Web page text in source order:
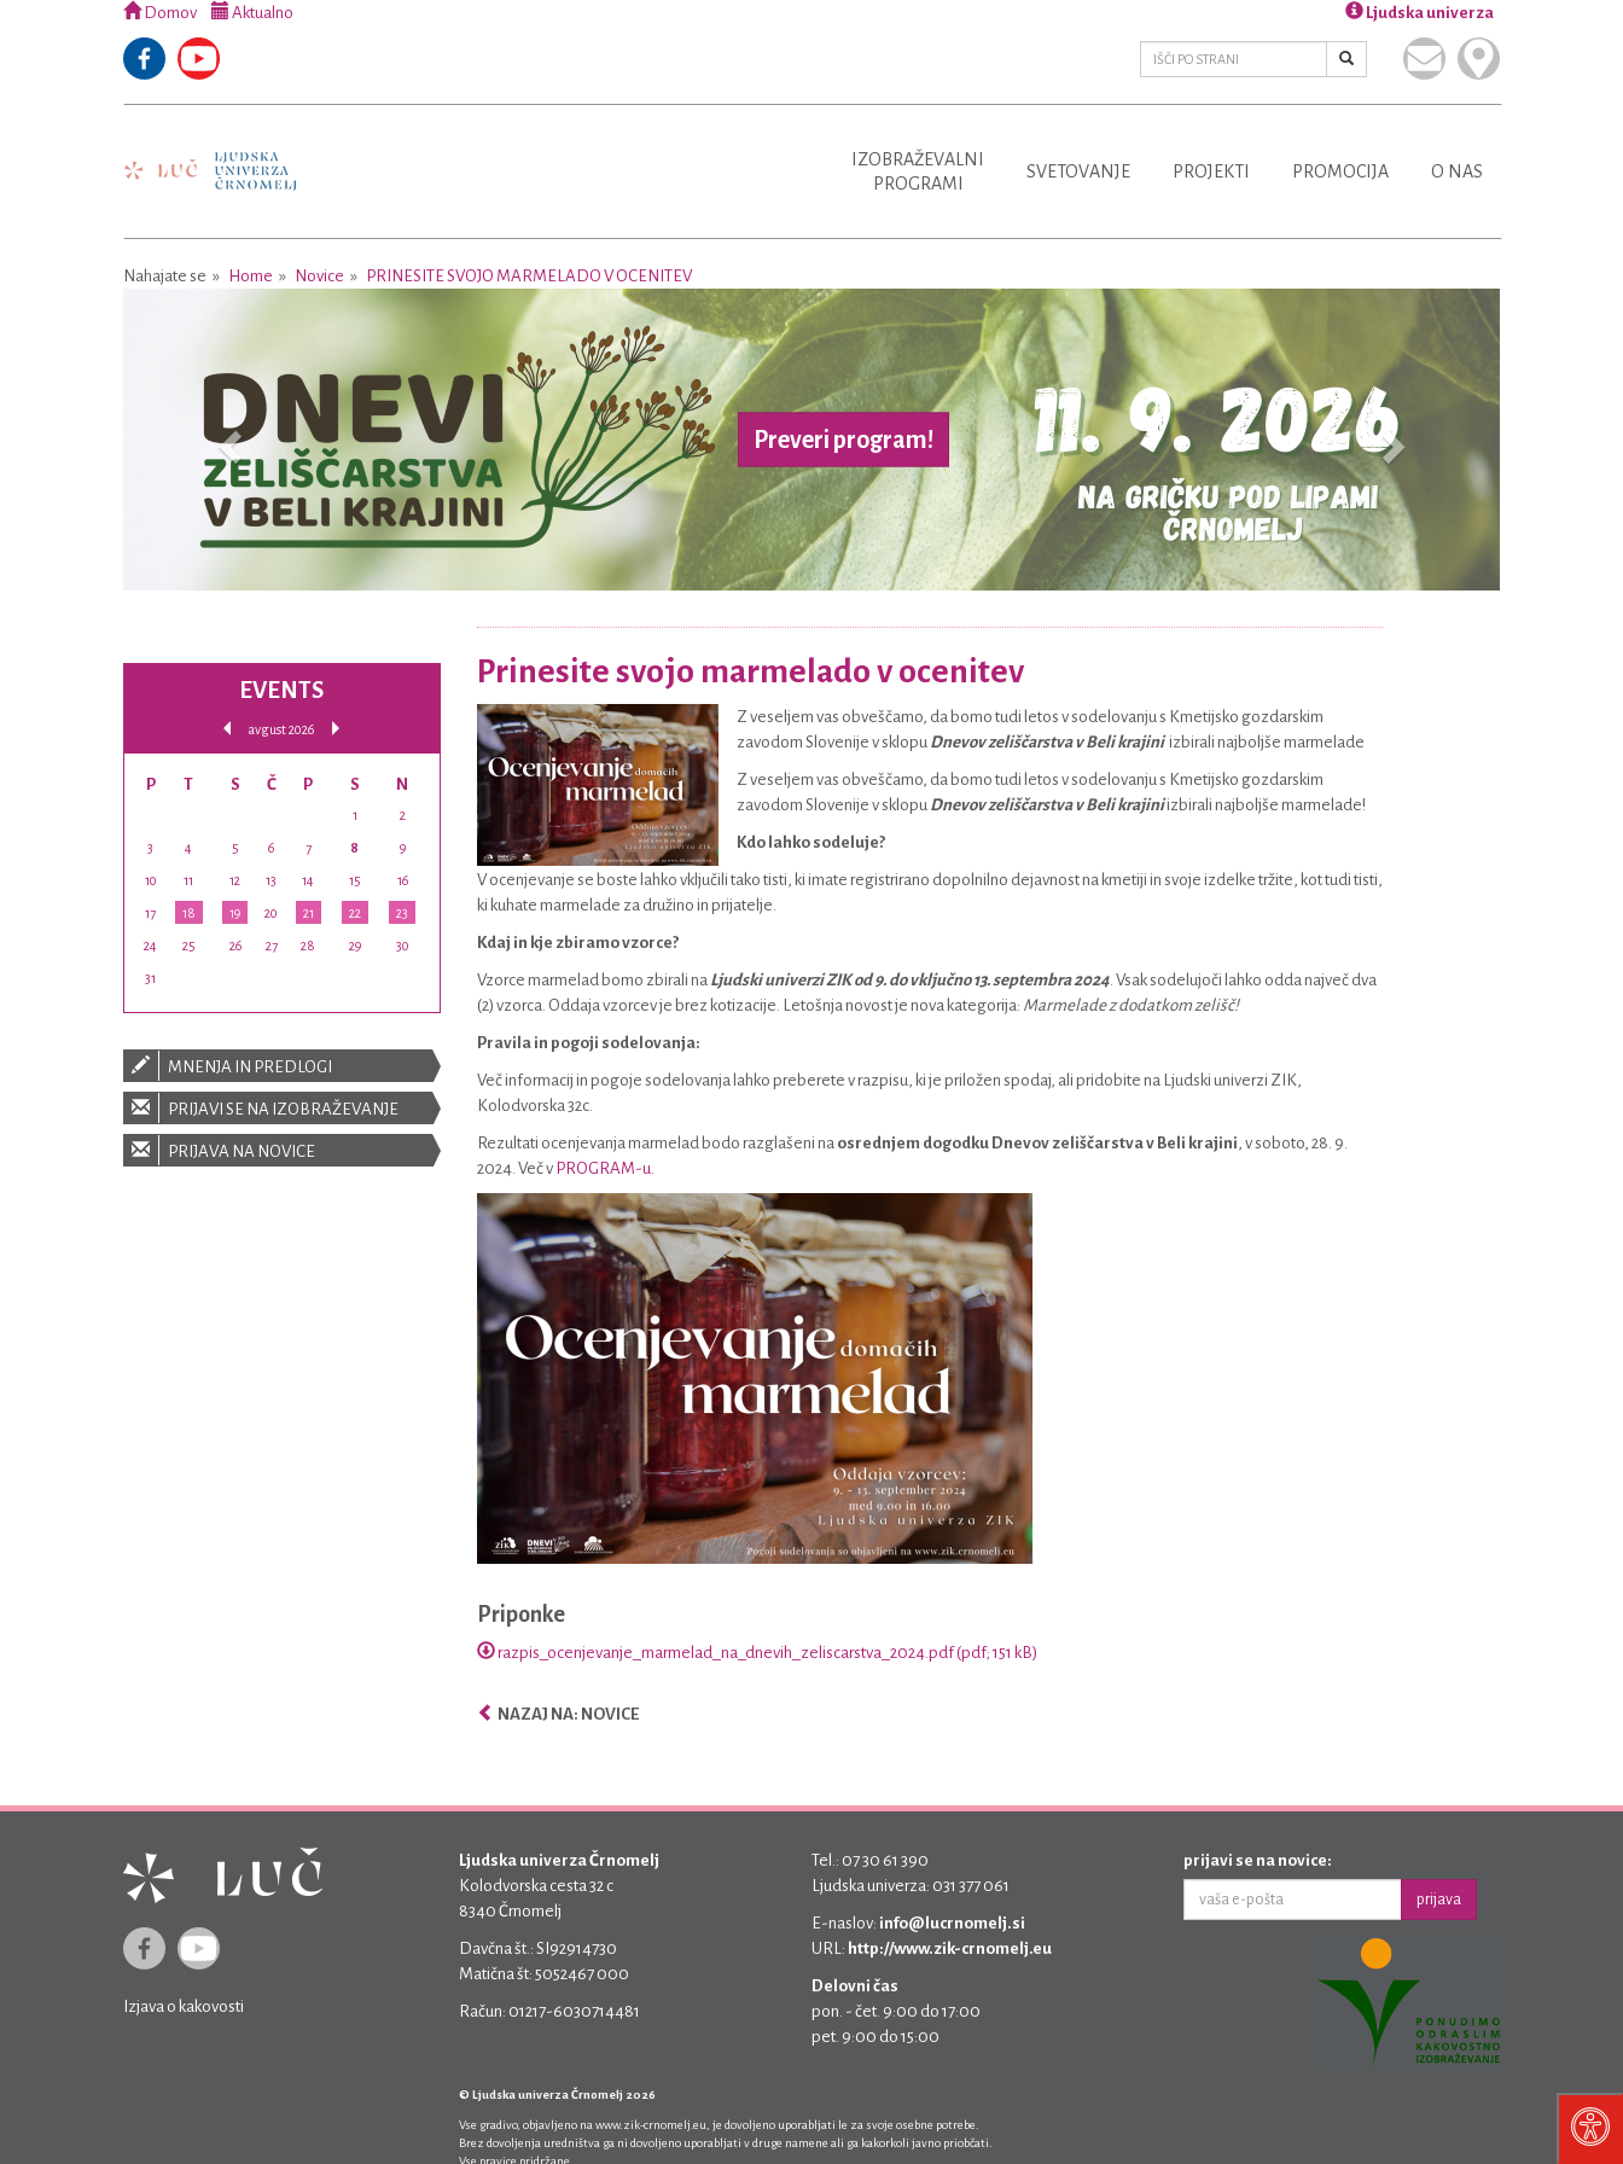
Domov Aktualno Ljudska univerza
IZOBRAŽEVALNI
PROGRAMI
SVETOVANJE PROJEKTI PROMOCIJA O NAS
Nahajate se Home Novice PRINESITE SVOJO MARMELADO V OCENITEV
Preveri program!
Prinesite svojo marmelado v ocenitev
Z veseljem vas obveščamo, da bomo tudi letos v sodelovanju s Kmetijsko gozdarskim
zavodom Slovenije v sklopu Dnevov zeliščarstva v Beli krajiniizbirali najboljše marmelade
Z veseljem vas obveščamo, da bomo tudi letos v sodelovanju s Kmetijsko gozdarskim
zavodom Slovenije v sklopu Dnevov zeliščarstva v Beli krajiniizbirali najboljše marmelade!
Kdo lahko sodeluje?
V ocenjevanje se boste lahko vključili tako tisti, ki imate registrirano dopolnilno dejavnost na kmetiji in svoje izdelke tržite, kot tudi tisti,
ki kuhate marmelade za družino in prijatelje.
Kdaj in kje zbiramo vzorce?
Vzorce marmelad bomo zbirali na Ljudski univerzi ZIK od 9. do vključno 13. septembra 2024. Vsak sodelujoči lahko odda največ dva
(2) vzorca. Oddaja vzorcev je brez kotizacije. Letošnja novost je nova kategorija: Marmelade z dodatkom zelišč!
Pravila in pogoji sodelovanja:
Več informacij in pogoje sodelovanja lahko preberete v razpisu, ki je priložen spodaj, ali pridobite na Ljudski univerzi ZIK,
Kolodvorska 32c.
Rezultati ocenjevanja marmelad bodo razglašeni na osrednjem dogodku Dnevov zeliščarstva v Beli krajini, v soboto, 28. 9.
2024. Več v PROGRAM-u.
Priponke
razpis_ocenjevanje_marmelad_na_dnevih_zeliscarstva_2024.pdf (pdf; 151 kB)
NAZAJ NA: NOVICE
EVENTS
avgust 2026
P T S Č P S N
1 2
3 4 5 6 7 8 9
10 11 12 13 14 15 16
17 18 19 20 21 22 23
24 25 26 27 28 29 30
31
MNENJA IN PREDLOGI
PRIJAVI SE NA IZOBRAŽEVANJE
PRIJAVA NA NOVICE
Izjava o kakovosti
Ljudska univerza Črnomelj
Kolodvorska cesta 32 c
8340 Črnomelj
Davčna št.: SI92914730
Matična št: 5052467 000
Račun: 01217-6030714481
Tel.: 07 30 61 390
Ljudska univerza: 031 377 061
E-naslov: info@lucrnomelj.si
URL: http://www.zik-crnomelj.eu
Delovni čas
pon. - čet. 9:00 do 17:00
pet. 9:00 do 15:00
© Ljudska univerza Črnomelj 2026
Vse gradivo, objavljeno na www.zik-crnomelj.eu , je dovoljeno uporabljati le za svoje osebne potrebe.
Brez dovoljenja uredništva ga ni dovoljeno uporabljati v druge namene ali ga kakorkoli javno priobčati.
Vse pravice pridržane.
prijavi se na novice:
prijava